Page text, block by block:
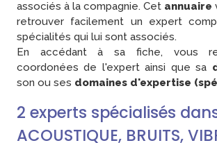
associés à la compagnie. Cet annuaire
retrouver facilement un expert
spécialités qui lui sont associés.
En accédant à sa fiche, vous
coordonées de l'expert ainsi que sa
son ou ses domaines d'expertise
2 experts spécialisés
ACOUSTIQUE, BRUITS,